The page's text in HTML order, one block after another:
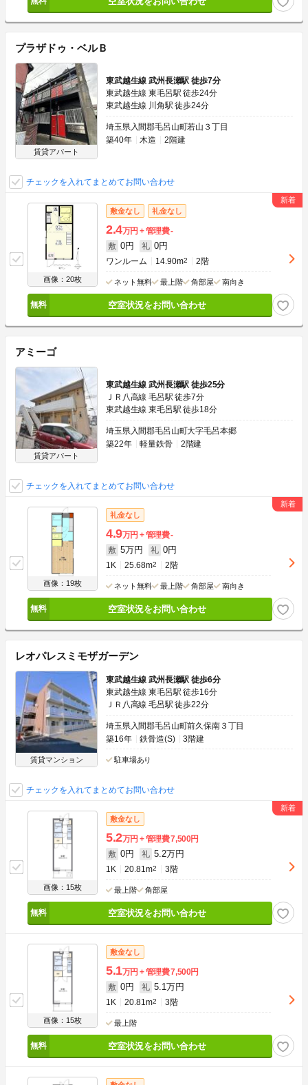
プラザドゥ・ベルＢ
賃貸アパート
東武越生線 武州長瀬駅 徒歩7分
東武越生線 東毛呂駅 徒歩24分
東武越生線 川角駅 徒歩24分
埼玉県入間郡毛呂山町若山３丁目
築40年
木造 2階建
チェックを入れてまとめてお問い合わせ
画像：20枚
敷金なし 礼金なし
2.4万円 管理費-
敷 0円 礼 0円
ワンルーム 14.90m2 2階
ネット無料 最上階 角部屋 南向き
空室状況をお問い合わせ
アミーゴ
賃貸アパート
東武越生線 武州長瀬駅 徒歩25分
ＪＲ八高線 毛呂駅 徒歩7分
東武越生線 東毛呂駅 徒歩18分
埼玉県入間郡毛呂山町大字毛呂本郷
築22年
軽量鉄骨 2階建
チェックを入れてまとめてお問い合わせ
画像：19枚
礼金なし
4.9万円 管理費-
敷 5万円 礼 0円
1K 25.68m2 2階
ネット無料 最上階 角部屋 南向き
空室状況をお問い合わせ
レオパレスミモザガーデン
賃貸マンション
東武越生線 武州長瀬駅 徒歩6分
東武越生線 東毛呂駅 徒歩16分
ＪＲ八高線 毛呂駅 徒歩22分
埼玉県入間郡毛呂山町前久保南３丁目
築16年
鉄骨造(S) 3階建
駐車場あり
チェックを入れてまとめてお問い合わせ
画像：15枚
敷金なし
5.2万円 管理費7,500円
敷 0円 礼 5.2万円
1K 20.81m2 3階
最上階 角部屋
空室状況をお問い合わせ
画像：15枚
敷金なし
5.1万円 管理費7,500円
敷 0円 礼 5.1万円
1K 20.81m2 3階
最上階
空室状況をお問い合わせ